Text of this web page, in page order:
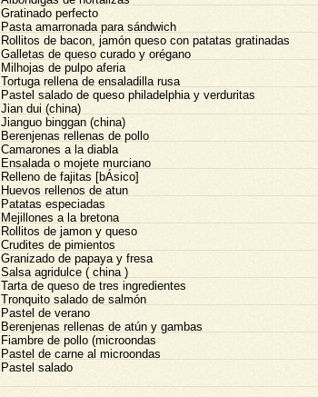
Gratinado perfecto
Pasta amarronada para sándwich
Rollitos de bacon, jamón queso con patatas gratinadas
Galletas de queso curado y orégano
Milhojas de pulpo aferia
Tortuga rellena de ensaladilla rusa
Pastel salado de queso philadelphia y verduritas
Jian dui (china)
Jianguo binggan (china)
Berenjenas rellenas de pollo
Camarones a la diabla
Ensalada o mojete murciano
Relleno de fajitas [bÁsico]
Huevos rellenos de atun
Patatas especiadas
Mejillones a la bretona
Rollitos de jamon y queso
Crudites de pimientos
Granizado de papaya y fresa
Salsa agridulce ( china )
Tarta de queso de tres ingredientes
Tronquito salado de salmón
Pastel de verano
Berenjenas rellenas de atún y gambas
Fiambre de pollo (microondas
Pastel de carne al microondas
Pastel salado